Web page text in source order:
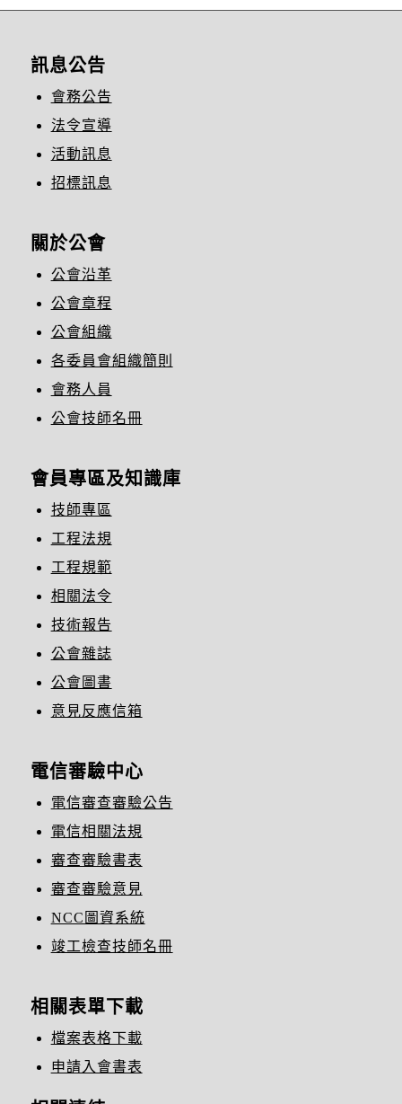
訊息公告
會務公告
法令宣導
活動訊息
招標訊息
關於公會
公會沿革
公會章程
公會組織
各委員會組織簡則
會務人員
公會技師名冊
會員專區及知識庫
技師專區
工程法規
工程規範
相關法令
技術報告
公會雜誌
公會圖書
意見反應信箱
電信審驗中心
電信審查審驗公告
電信相關法規
審查審驗書表
審查審驗意見
NCC圖資系統
竣工檢查技師名冊
相關表單下載
檔案表格下載
申請入會書表